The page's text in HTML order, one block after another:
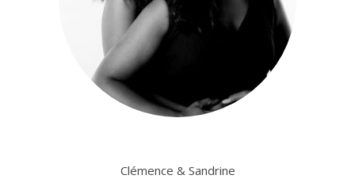
Clémence & Sandrine